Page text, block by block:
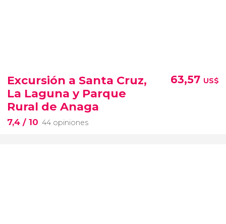
Excursión a Santa Cruz,
La Laguna y Parque
Rural de Anaga
7,4 / 10 44 opiniones
63,57 US$